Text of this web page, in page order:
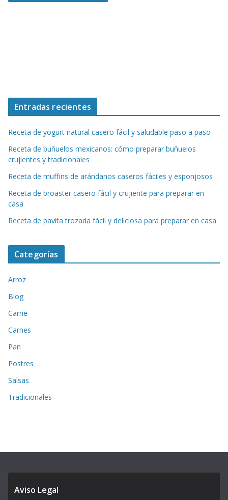
Entradas recientes
Receta de yogurt natural casero fácil y saludable paso a paso
Receta de buñuelos mexicanos: cómo preparar buñuelos
crujientes y tradicionales
Receta de muffins de arándanos caseros fáciles y esponjosos
Receta de broaster casero fácil y crujiente para preparar en
casa
Receta de pavita trozada fácil y deliciosa para preparar en casa
Categorías
Arroz
Blog
Carne
Carnes
Pan
Postres
Salsas
Tradicionales
Aviso Legal